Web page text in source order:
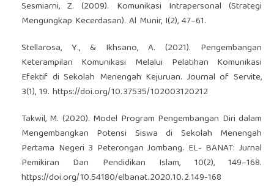
Sesmiarni, Z. (2009). Komunikasi Intrapersonal (Strategi
Mengungkap Kecerdasan). Al Munir, I(2), 47–61.
Stellarosa, Y., & Ikhsano, A. (2021). Pengembangan
Keterampilan Komunikasi Melalui Pelatihan Komunikasi
Efektif di Sekolah Menengah Kejuruan. Journal of Servite,
3(1), 19. https://doi.org/10.37535/102003120212
Takwil, M. (2020). Model Program Pengembangan Diri dalam
Mengembangkan Potensi Siswa di Sekolah Menengah
Pertama Negeri 3 Peterongan Jombang. EL- BANAT: Jurnal
Pemikiran Dan Pendidikan Islam, 10(2), 149–168.
https://doi.org/10.54180/elbanat.2020.10.2.149-168